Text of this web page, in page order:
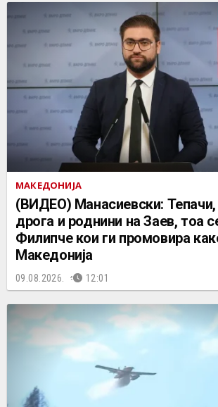
МАКЕДОНИЈА
(ВИДЕО) Манасиевски: Тепачи,
дрога и роднини на Заев, тоа
Филипче кои ги промoвира
Македонија
09.08.2026. 12:01